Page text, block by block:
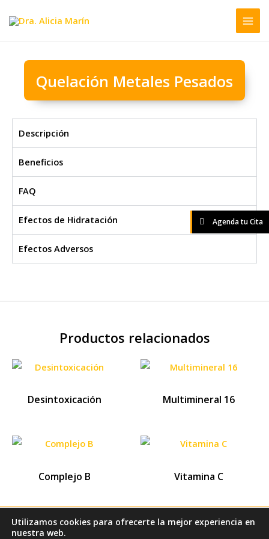
Quelación Metales Pesados
Descripción
Beneficios
FAQ
Efectos de Hidratación
Efectos Adversos
Agenda tu Cita
Productos relacionados
Desintoxicación Multimineral 16
Complejo B Vitamina C
Derechos Reservados 2026 Dra. Alicia Marín
Utilizamos cookies para ofrecerte la mejor experiencia en
nuestra web.